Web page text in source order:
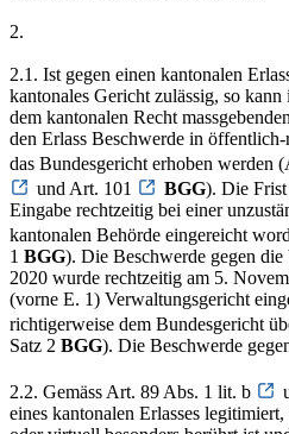
2.
2.1. Ist gegen einen kantonalen
kantonales Gericht zulässig, so
dem kantonalen Recht
den Erlass Beschwerde in
das Bundesgericht erhoben werden
und Art. 101
BGG). Die Frist
Eingabe rechtzeitig bei einer
kantonalen Behörde eingereicht
1 BGG). Die Beschwerde gegen
2020 wurde rechtzeitig am 5.
(vorne E. 1) Verwaltungsgericht
richtigerweise dem Bundesgericht
Satz 2 BGG). Die Beschwerde
2.2. Gemäss Art. 89 Abs. 1 lit. b
eines kantonalen Erlasses